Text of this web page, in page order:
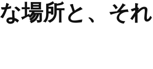
場所と、それ